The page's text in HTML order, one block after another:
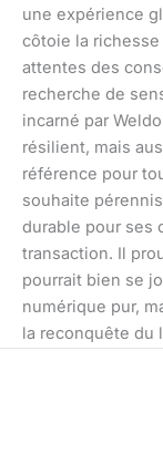
une expérience
côtoie la richesse
attentes des
recherche de
incarné par
résilient, mais
référence pour
souhaite
durable pour ses
transaction. Il
pourrait bien se
numérique pur,
la reconquête du